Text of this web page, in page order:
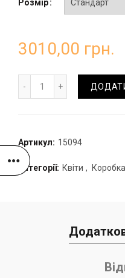
Розмір
3010,00 грн.
Артикул: 15094
Категорії: Квіти , Коробка